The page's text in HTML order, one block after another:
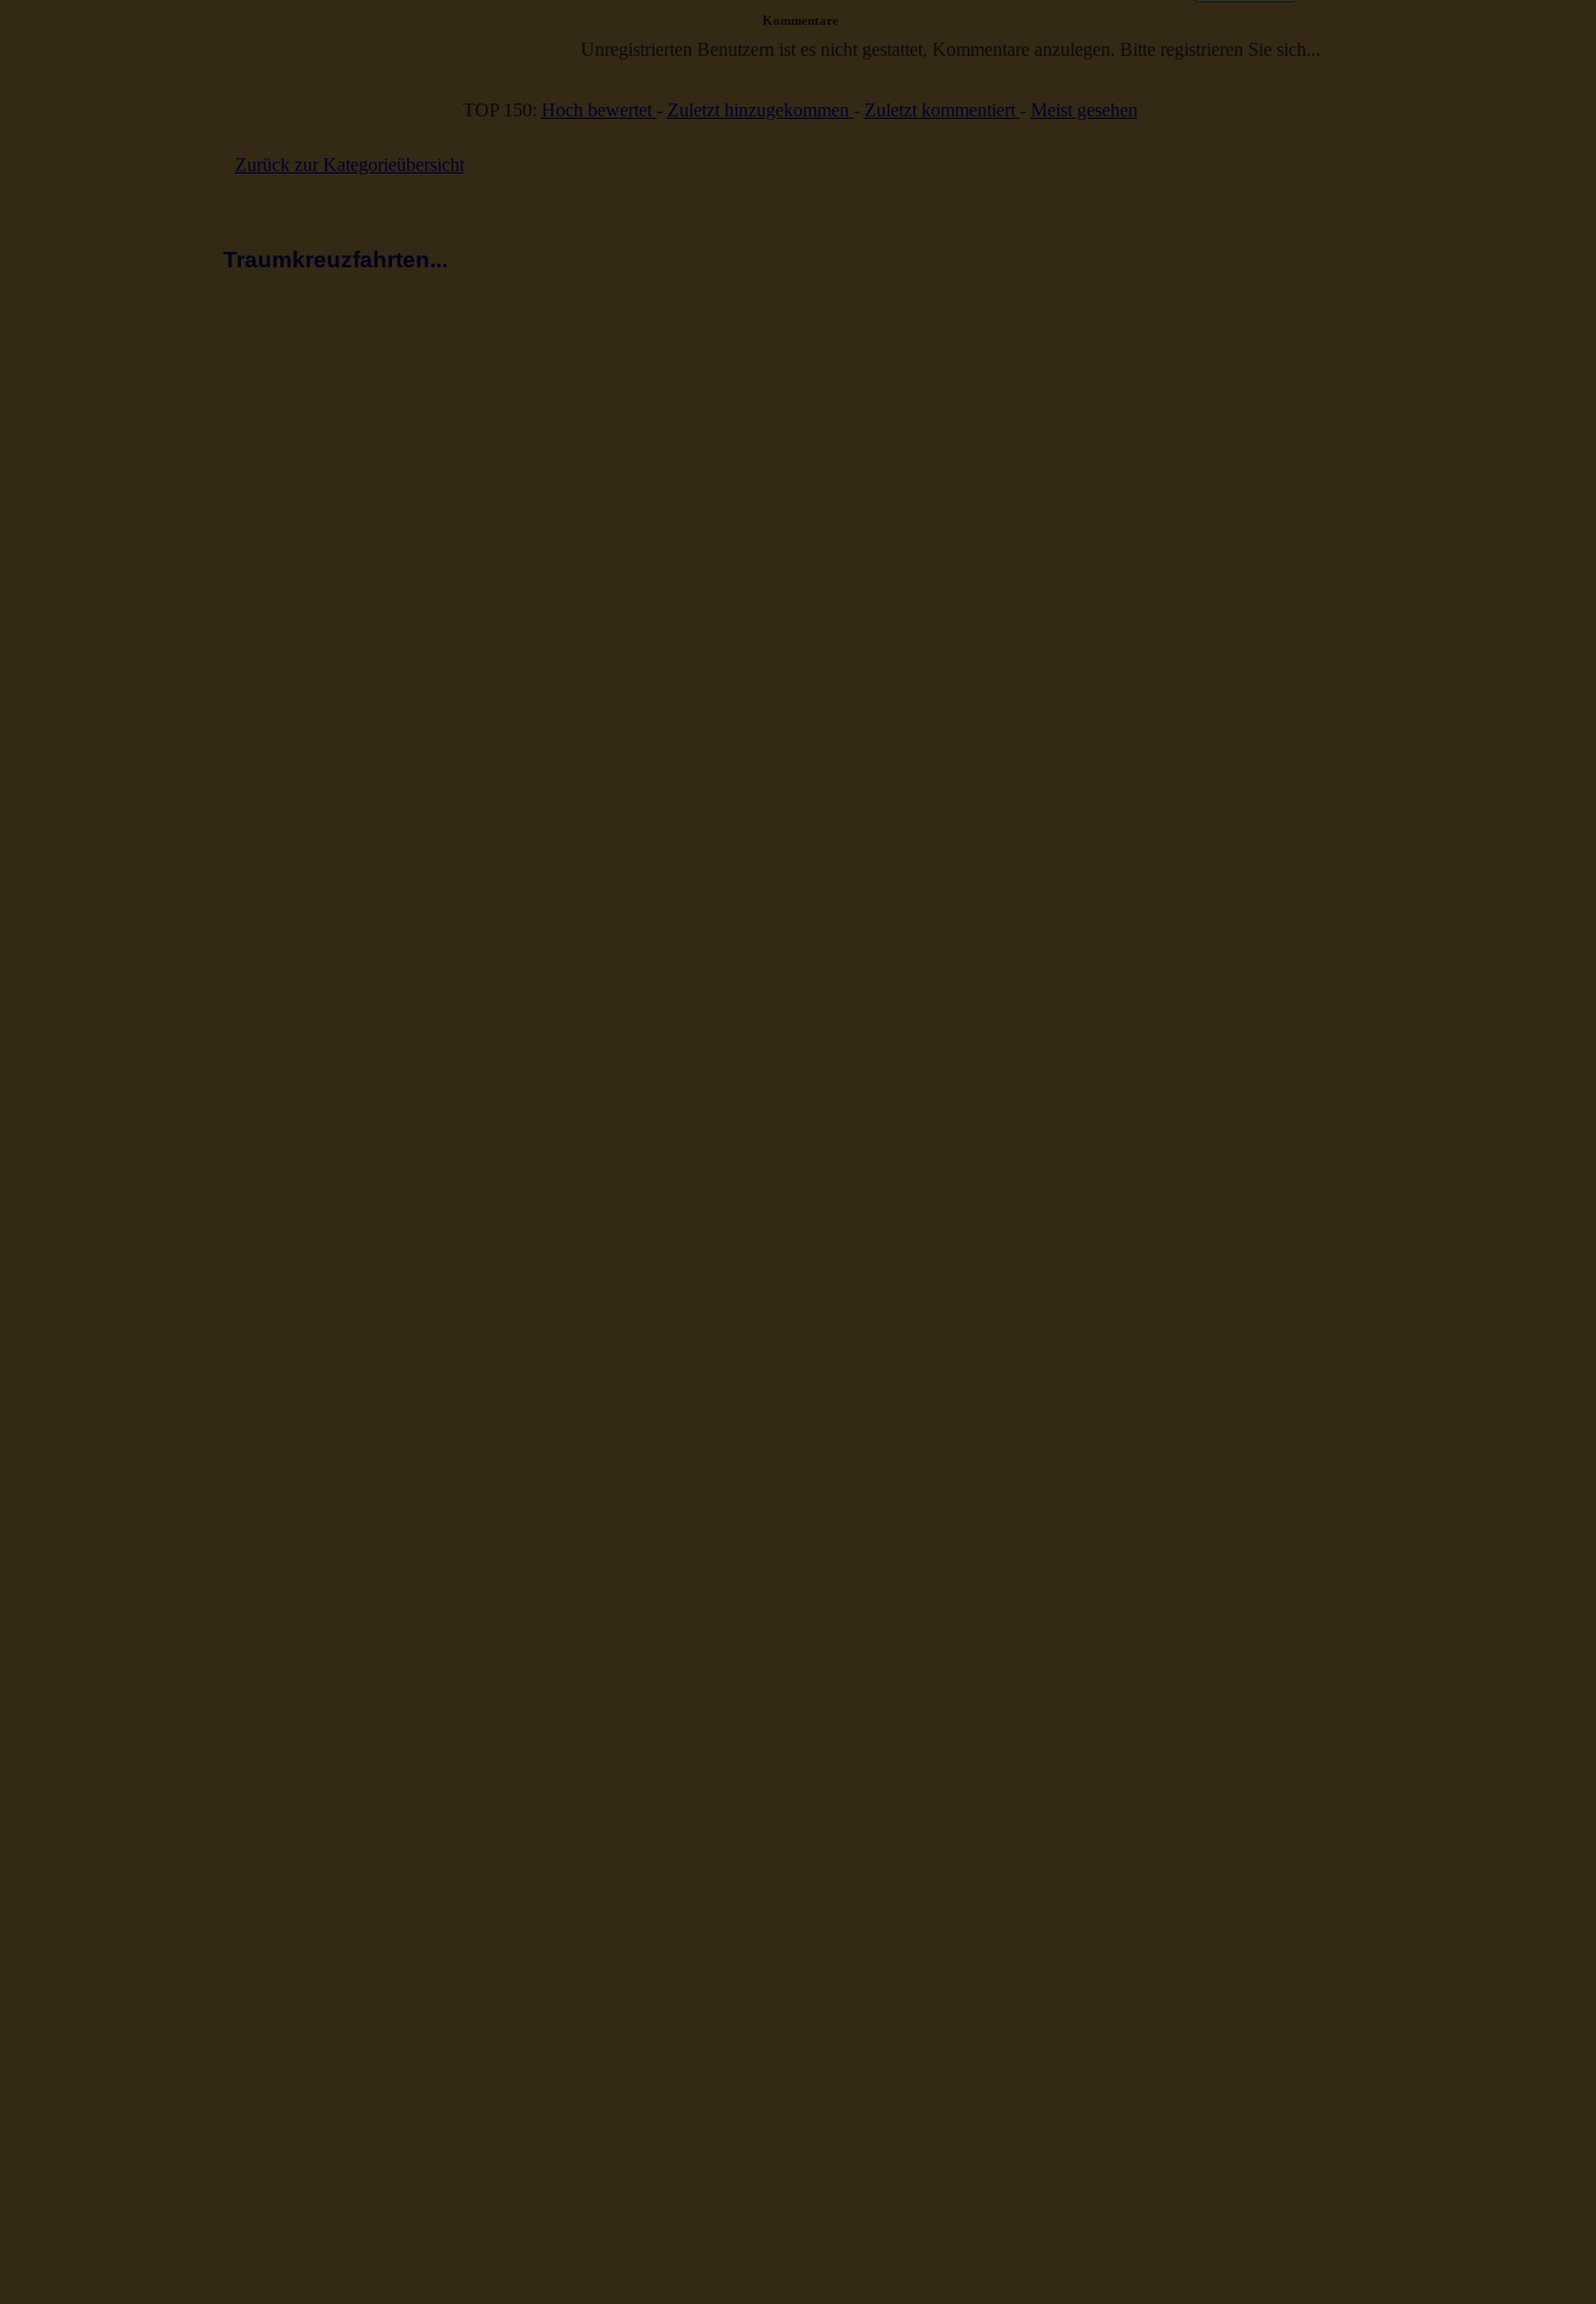
Kommentare
Unregistrierten Benutzern ist es nicht gestattet, Kommentare anzulegen. Bitte registrieren Sie sich...
TOP 150: Hoch bewertet - Zuletzt hinzugekommen - Zuletzt kommentiert - Meist gesehen
Zurück zur Kategorieübersicht
Traumkreuzfahrten...